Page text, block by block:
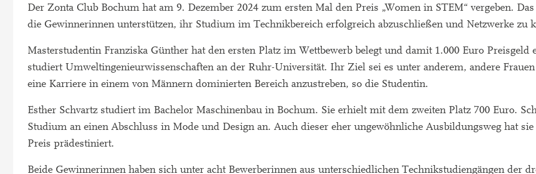
Der Zonta Club Bochum hat am 9. Dezember 2024 zum ersten Mal den Preis „Women in STEM“ vergeben.
die Gewinnerinnen unterstützen, ihr Studium im Technikbereich erfolgreich abzuschließen und Netzwerke zu
Masterstudentin Franziska Günther hat den ersten Platz im Wettbewerb belegt und damit 1.000 Euro Preisgeld
studiert Umweltingenieurwissenschaften an der Ruhr-Universität. Ihr Ziel sei es unter anderem, andere
eine Karriere in einem von Männern dominierten Bereich anzustreben, so die Studentin.
Esther Schvartz studiert im Bachelor Maschinenbau in Bochum. Sie erhielt mit dem zweiten Platz 700 Euro.
Studium an einen Abschluss in Mode und Design an. Auch dieser eher ungewöhnliche Ausbildungsweg hat
Preis prädestiniert.
Beide Gewinnerinnen haben sich unter acht Bewerberinnen aus unterschiedlichen Technikstudiengängen der